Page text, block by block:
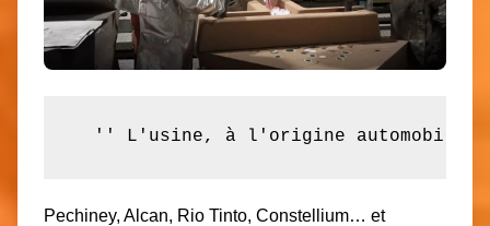
'' L'usine, à l'origine automobile,
Pechiney, Alcan, Rio Tinto, Constellium… et